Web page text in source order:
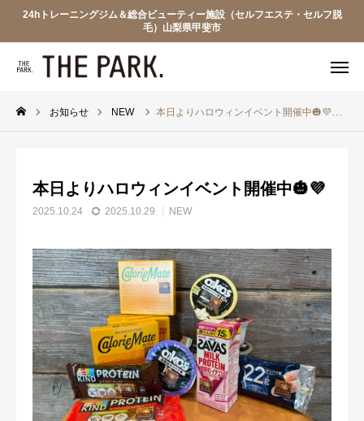
24hトレーニングジム＆総合ビューティー施設（セルフエステ・セルフ脱
毛）山梨県甲斐市
お知らせ NEW 本日よりハロウィンイベント開催中🎃💜
本日よりハロウィンイベント開催中🎃💜
2025.10.24 2025.10.29 NEW
WEB入会
友達追加 見学予約
プラン・料金
見学申込
WARP BIKE